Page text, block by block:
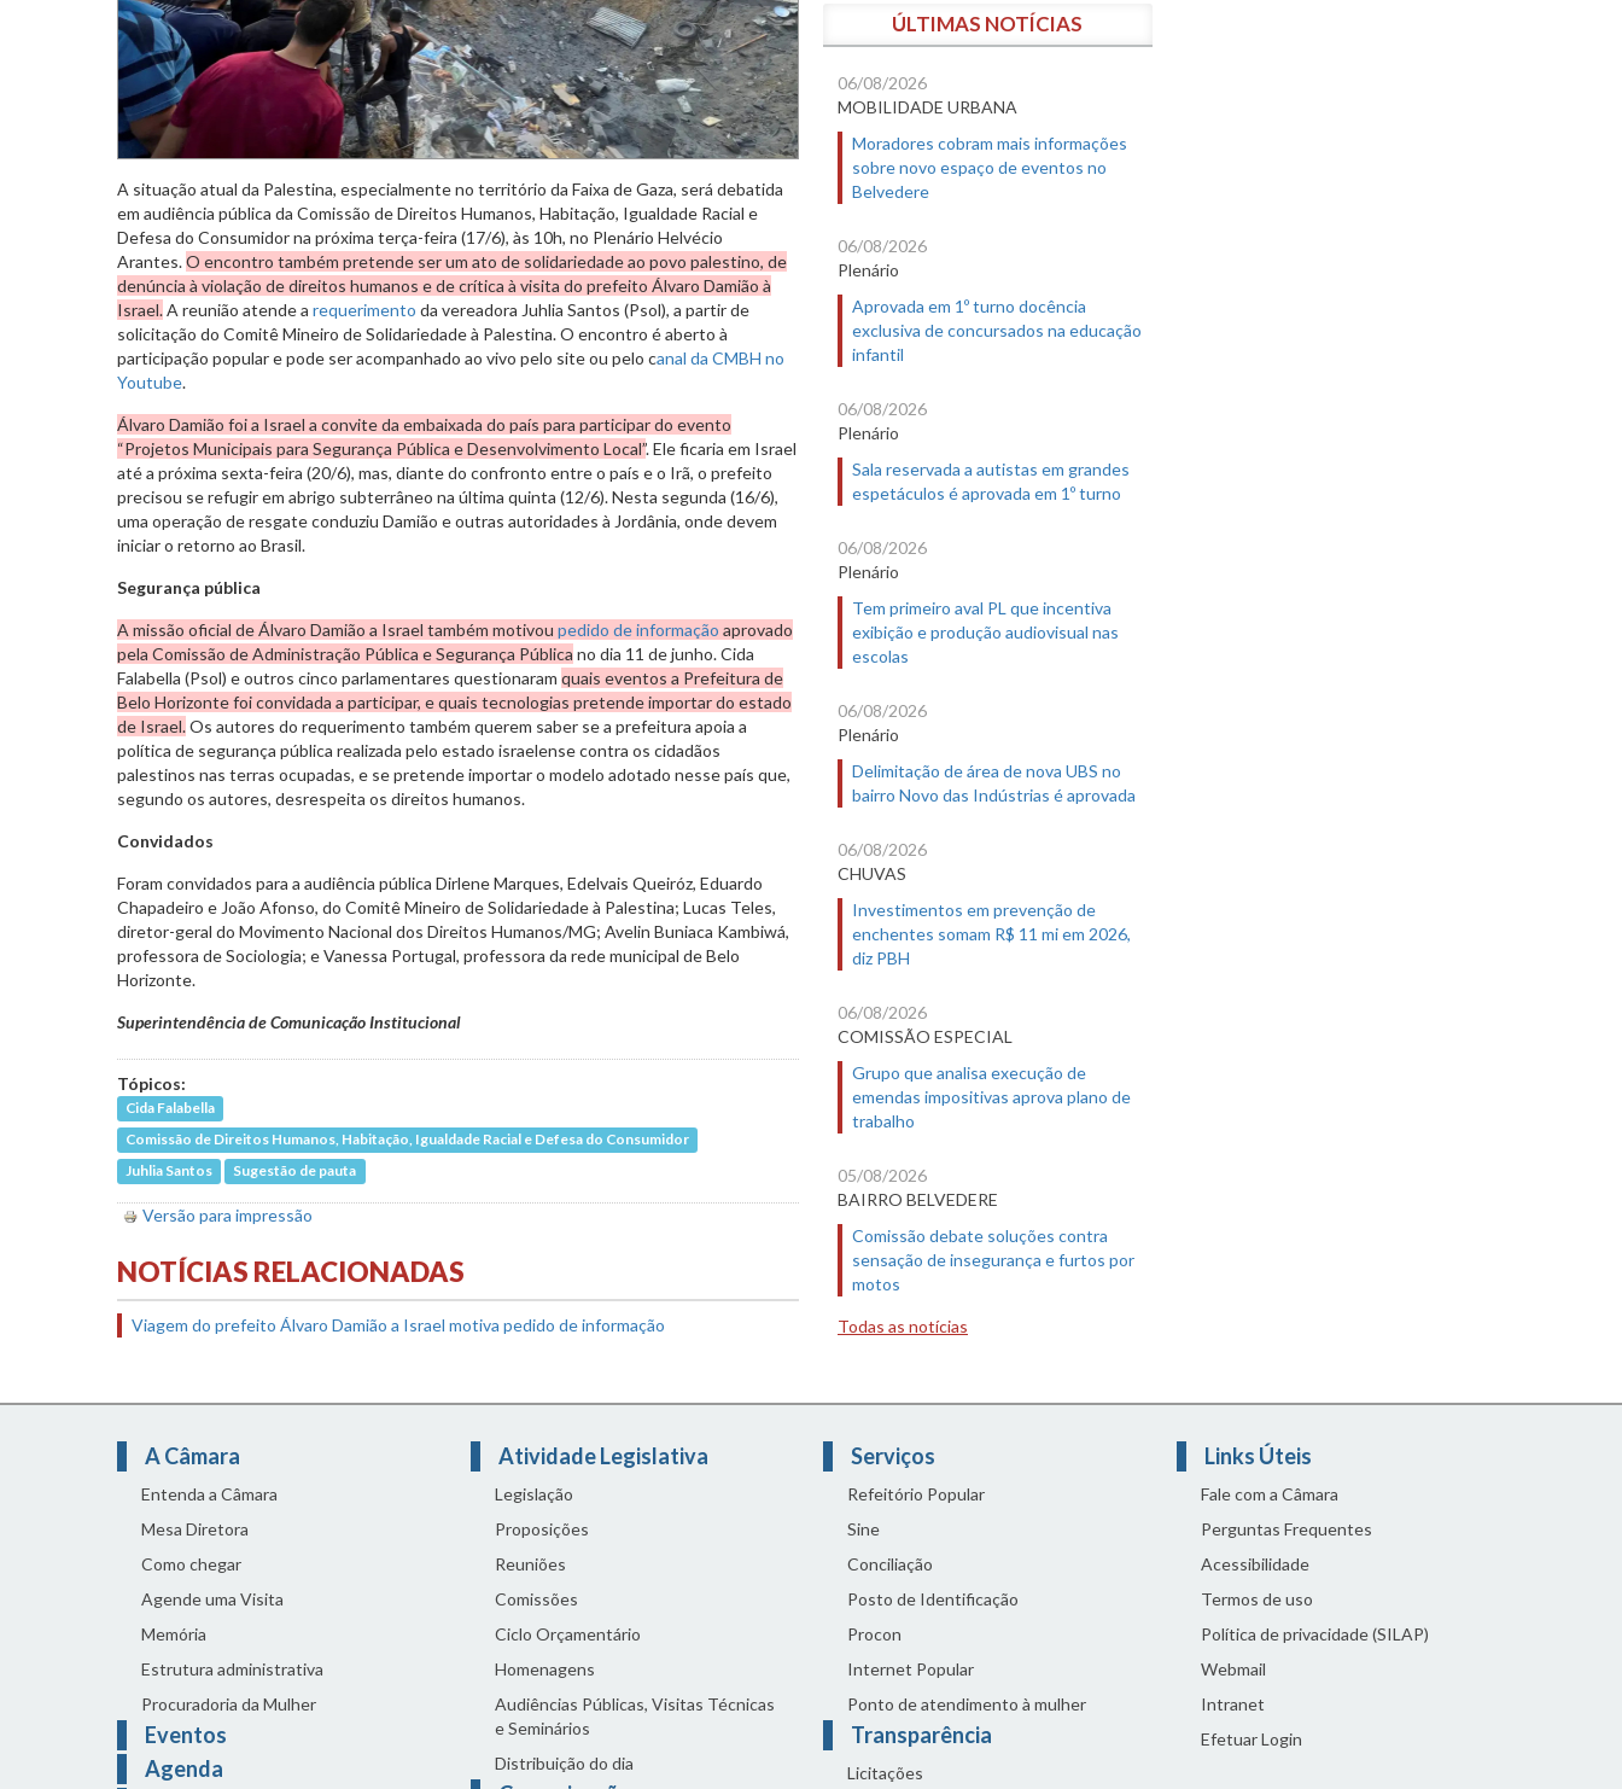
A situação atual da Palestina, especialmente no território da Faixa de Gaza, será debatida
em audiência pública da Comissão de Direitos Humanos, Habitação, Igualdade Racial e
Defesa do Consumidor na próxima terça-feira (17/6), às 10h, no Plenário Helvécio
Arantes.O encontro também pretende ser um ato de solidariedade ao povo palestino, de
denúncia à violação de direitos humanos e de crítica à visita do prefeito Álvaro Damião à
Israel.A reunião atende a requerimento da vereadora Juhlia Santos (Psol), a partir de
solicitação do Comitê Mineiro de Solidariedade à Palestina. O encontro é aberto à
participação popular e pode ser acompanhado ao vivo pelo site ou pelo canal da CMBH no
Youtube.
Álvaro Damião foi a Israel a convite da embaixada do país para participar do evento
“Projetos Municipais para Segurança Pública e Desenvolvimento Local”. Ele ficaria em Israel
até a próxima sexta-feira (20/6), mas, diante do confronto entre o país e o Irã, o prefeito
precisou se refugir em abrigo subterrâneo na última quinta (12/6). Nesta segunda (16/6),
uma operação de resgate conduziu Damião e outras autoridades à Jordânia, onde devem
iniciar o retorno ao Brasil.
Segurança pública
A missão oficial de Álvaro Damião a Israel também motivou pedido de informação aprovado
pela Comissão de Administração Pública e Segurança Pública no dia 11 de junho. Cida
Falabella (Psol) e outros cinco parlamentares questionaram quais eventos a Prefeitura de
Belo Horizonte foi convidada a participar, e quais tecnologias pretende importar do estado
de Israel.Os autores do requerimento também querem saber se a prefeitura apoia a
política de segurança pública realizada pelo estado israelense contra os cidadãos
palestinos nas terras ocupadas, e se pretende importar o modelo adotado nesse país que,
segundo os autores, desrespeita os direitos humanos.
Convidados
Foram convidados para a audiência pública Dirlene Marques, Edelvais Queiróz, Eduardo
Chapadeiro e João Afonso, do Comitê Mineiro de Solidariedade à Palestina; Lucas Teles,
diretor-geral do Movimento Nacional dos Direitos Humanos/MG; Avelin Buniaca Kambiwá,
professora de Sociologia; e Vanessa Portugal, professora da rede municipal de Belo
Horizonte.
Superintendência de Comunicação Institucional
Tópicos:
Cida Falabella
Comissão de Direitos Humanos, Habitação, Igualdade Racial e Defesa do Consumidor
Juhlia Santos
Sugestão de pauta
Versão para impressão
NOTÍCIAS RELACIONADAS
Viagem do prefeito Álvaro Damião a Israel motiva pedido de informação
ÚLTIMAS NOTÍCIAS
06/08/2026
MOBILIDADE URBANA
Moradores cobram mais informações
sobre novo espaço de eventos no
Belvedere
06/08/2026
Plenário
Aprovada em 1º turno docência
exclusiva de concursados na educação
infantil
06/08/2026
Plenário
Sala reservada a autistas em grandes
espetáculos é aprovada em 1º turno
06/08/2026
Plenário
Tem primeiro aval PL que incentiva
exibição e produção audiovisual nas
escolas
06/08/2026
Plenário
Delimitação de área de nova UBS no
bairro Novo das Indústrias é aprovada
06/08/2026
CHUVAS
Investimentos em prevenção de
enchentes somam R$ 11 mi em 2026,
diz PBH
06/08/2026
COMISSÃO ESPECIAL
Grupo que analisa execução de
emendas impositivas aprova plano de
trabalho
05/08/2026
BAIRRO BELVEDERE
Comissão debate soluções contra
sensação de insegurança e furtos por
motos
Todas as notícias
A Câmara
Entenda a Câmara
Mesa Diretora
Como chegar
Agende uma Visita
Memória
Estrutura administrativa
Procuradoria da Mulher
Eventos
Agenda
Atividade Legislativa
Legislação
Proposições
Reuniões
Comissões
Ciclo Orçamentário
Homenagens
Audiências Públicas, Visitas Técnicas
e Seminários
Distribuição do dia
Serviços
Refeitório Popular
Sine
Conciliação
Posto de Identificação
Procon
Internet Popular
Ponto de atendimento à mulher
Transparência
Licitações
Links Úteis
Fale com a Câmara
Perguntas Frequentes
Acessibilidade
Termos de uso
Política de privacidade (SILAP)
Webmail
Intranet
Efetuar Login